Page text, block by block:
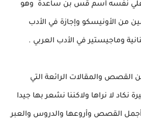
علي نفسه أسم قس بن ساعدة وهو
من الأونيسكو وإجازة في الأدب
وماجيستير في الأدب العربي .
القصص والمقالات الرائعة التي
نكاد لا نراها ولاكننا نشعر بها جيدا
القصص وأروعها والدروس والعبر